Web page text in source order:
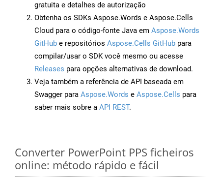
gratuita e detalhes de autorização
Obtenha os SDKs Aspose.Words e Aspose.Cells
Cloud para o código-fonte Java em Aspose.Words
GitHub e repositórios Aspose.Cells GitHub para
compilar/usar o SDK você mesmo ou acesse
Releases para opções alternativas de download.
Veja também a referência de API baseada em
Swagger para Aspose.Words e Aspose.Cells para
saber mais sobre a API REST.
Converter PowerPoint PPS ficheiros
online: método rápido e fácil